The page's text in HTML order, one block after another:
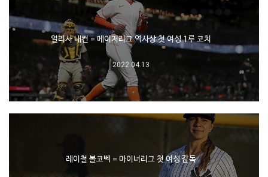
얼리사 내컨 = 메이저리그 역사상 첫 여성 1루 코치
2022.04.13
레이철 볼코벡 = 마이너리그 첫 여성 감독